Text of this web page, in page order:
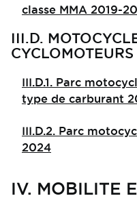
classe MMA 2019-
III.D.
CYCLOMOTEURS
III.D.1. Parc
type de carburant
III.D.2. Parc
2024
IV. MOBILITE